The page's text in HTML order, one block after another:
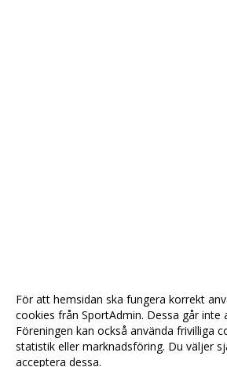
För att hemsidan ska fungera korrekt
cookies från SportAdmin. Dessa går inte
Föreningen kan också använda frivilliga
statistik eller marknadsföring. Du väljer
acceptera dessa.